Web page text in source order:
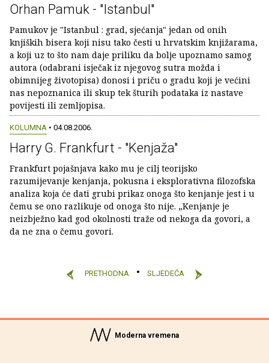
Orhan Pamuk - "Istanbul"
Pamukov je "Istanbul : grad, sjećanja" jedan od onih
knjiških bisera koji nisu tako česti u hrvatskim knjižarama,
a koji uz to što nam daje priliku da bolje upoznamo samog
autora (odabrani isječak iz njegovog sutra možda i
obimnijeg životopisa) donosi i priču o gradu koji je većini
nas nepoznanica ili skup tek šturih podataka iz nastave
povijesti ili zemljopisa.
KOLUMNA • 04.08.2006.
Harry G. Frankfurt - "Kenjaža"
Frankfurt pojašnjava kako mu je cilj teorijsko
razumijevanje kenjanja, pokusna i eksplorativna filozofska
analiza koja će dati grubi prikaz onoga što kenjanje jest i u
čemu se ono razlikuje od onoga što nije. „Kenjanje je
neizbježno kad god okolnosti traže od nekoga da govori, a
da ne zna o čemu govori.
PRETHODNA SLJEDEĆA
Moderna vremena